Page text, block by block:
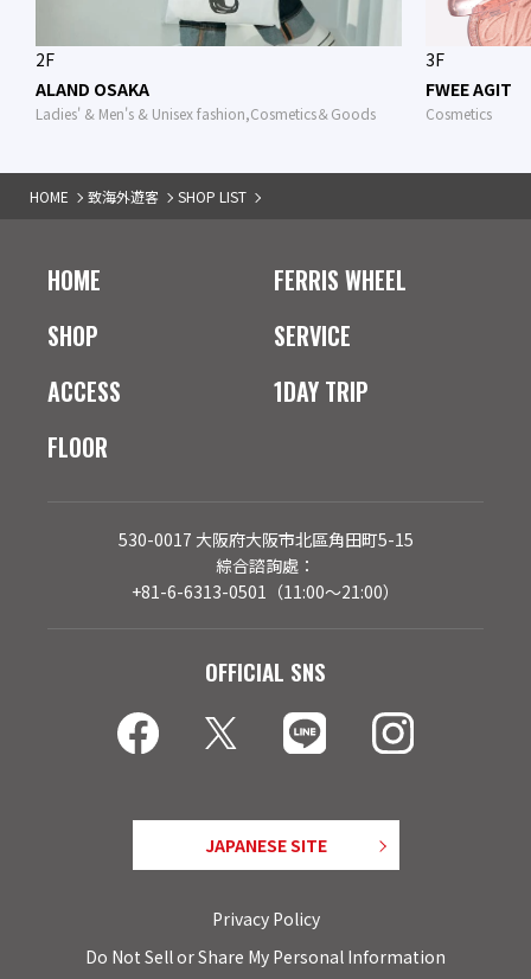
2F
ALAND OSAKA
Ladies' & Men's & Unisex fashion,Cosmetics＆Goods
3F
FWEE AGIT
Cosmetics
HOME 致海外遊客 SHOP LIST
HOME
SHOP
ACCESS
FLOOR
FERRIS WHEEL
SERVICE
1DAY TRIP
530-0017 大阪府大阪市北區角田町5-15
綜合諮詢處：
+81-6-6313-0501（11:00～21:00）
OFFICIAL SNS
JAPANESE SITE
Privacy Policy
Do Not Sell or Share My Personal Information